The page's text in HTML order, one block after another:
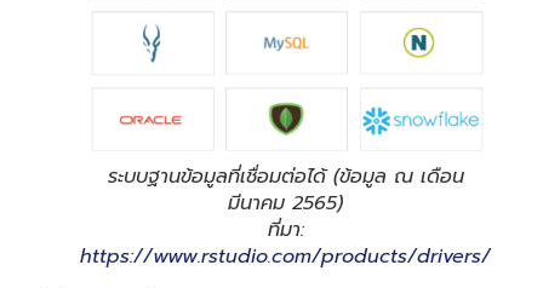
ระบบฐานข้อมูลที่เชื่อมต่อได้ (ข้อมูล ณ เดือน
มีนาคม 2565)
ที่มา:
https://www.rstudio.com/products/drivers/